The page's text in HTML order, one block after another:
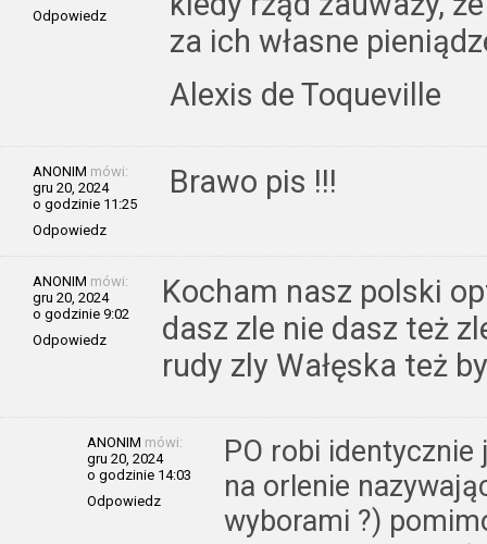
Odpowiedz
za ich własne
Alexis de Toqueville
ANONIM mówi:
gru 20, 2024
o godzinie 11:25
Odpowiedz
Brawo pis !!!
ANONIM mówi:
gru 20, 2024
o godzinie 9:02
Odpowiedz
Kocham nasz polski
dasz zle nie dasz też
rudy zly Wałęska też
ANONIM mówi:
gru 20, 2024
o godzinie 14:03
Odpowiedz
PO robi
na orlenie
wyborami ?)